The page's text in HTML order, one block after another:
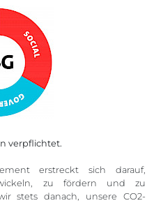
verpflichtet.
erstreckt sich darauf,
zu fördern und zu
stets danach, unsere CO2-